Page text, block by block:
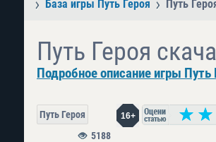
База игры Путь Героя
Путь
Путь Героя
Подробное описание игры Путь
Путь Героя 16+
5188